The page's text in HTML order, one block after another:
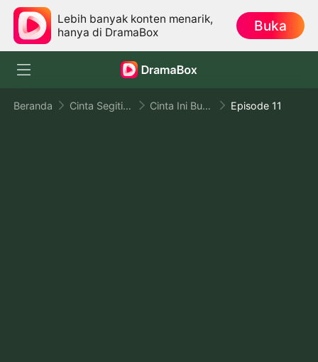
Lebih banyak konten menarik,
hanya di DramaBox
Buka
Beranda Cinta Segitiga Cinta Ini Bukan Untukmu Episode 11